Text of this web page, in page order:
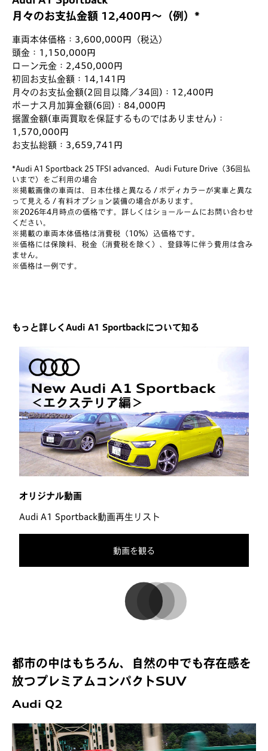
月々のお支払金額 12,400円～（例）*
車両本体価格：3,600,000円（税込）
頭金：1,150,000円
ローン元金：2,450,000円
初回お支払金額：14,141円
月々のお支払金額(2回目以降／34回)：12,400円
ボーナス月加算金額(6回)：84,000円
据置金額(車両買取を保証するものではありません)：
1,570,000円
お支払総額：3,659,741円
*Audi A1 Sportback 25 TFSI advanced、Audi Future Drive（36回払
いまで）をご利用の場合
※掲載画像の車両は、日本仕様と異なる / ボディカラーが実車と異な
って見える / 有料オプション装備の場合があります。
※2026年4月時点の価格です。詳しくはショールームにお問い合わせ
ください。
※掲載の車両本体価格は消費税（10%）込価格です。
※価格には保険料、税金（消費税を除く）、登録等に伴う費用は含み
ません。
※価格は一例です。
もっと詳しくAudi A1 Sportbackについて知る
オリジナル動画
Audi A1 Sportback動画再生リスト
動画を観る
都市の中はもちろん、自然の中でも存在感を
放つプレミアムコンパクトSUV
Audi Q2